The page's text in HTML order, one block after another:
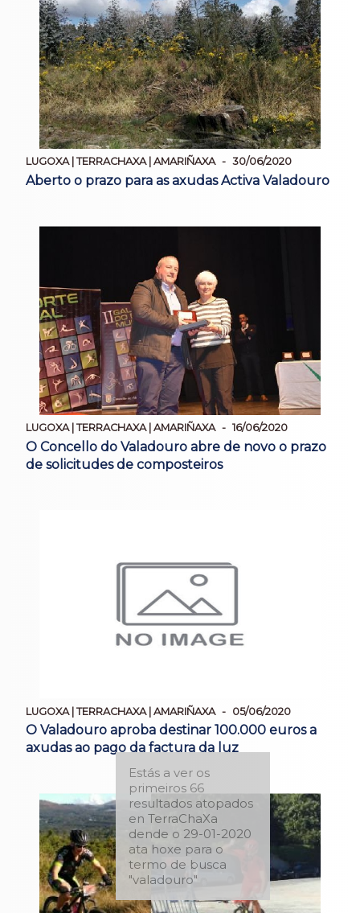
LUGOXA | TERRACHAXA | AMARIÑAXA 30/06/2020
Aberto o prazo para as axudas Activa Valadouro
LUGOXA | TERRACHAXA | AMARIÑAXA 16/06/2020
O Concello do Valadouro abre de novo o prazo
de solicitudes de composteiros
LUGOXA | TERRACHAXA | AMARIÑAXA 05/06/2020
O Valadouro aproba destinar 100.000 euros a
axudas ao pago da factura da luz
Estás a ver os
primeiros 66
resultados atopados
en TerraChaXa
dende o 29-01-2020
ata hoxe para o
termo de busca
"valadouro"